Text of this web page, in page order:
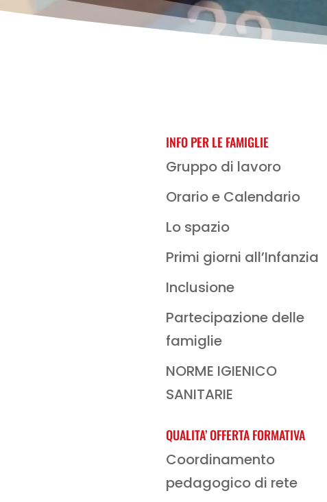
INFO PER LE FAMIGLIE
Gruppo di lavoro
Orario e Calendario
Lo spazio
Primi giorni all’Infanzia
Inclusione
Partecipazione delle
famiglie
NORME IGIENICO
SANITARIE
QUALITA’ OFFERTA FORMATIVA
Coordinamento
pedagogico di rete